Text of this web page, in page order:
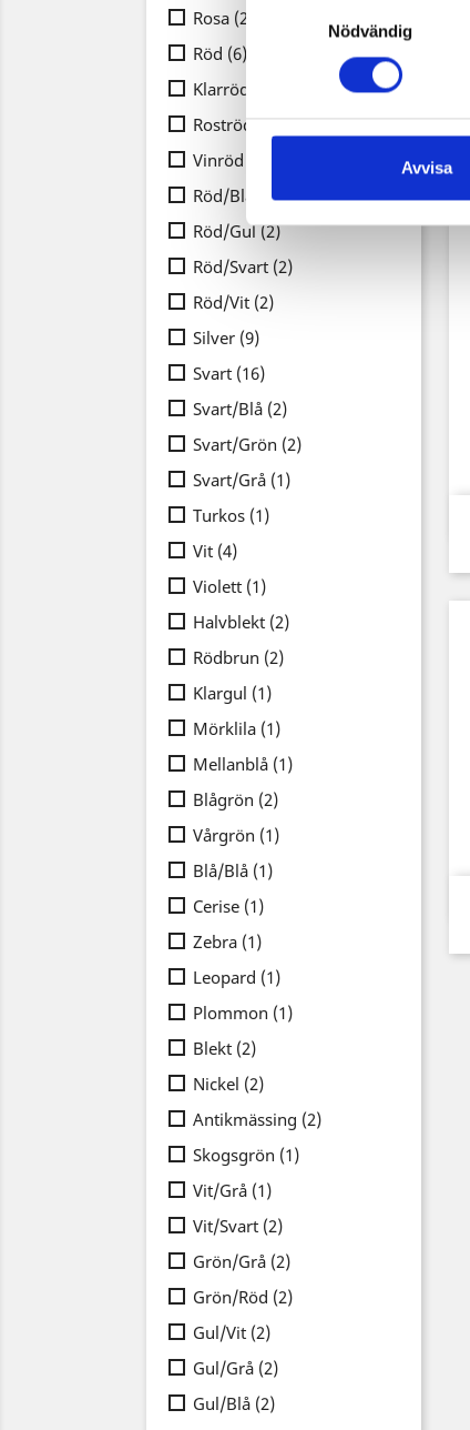
Nödvändig
Avvisa
Rosa (2)
Röd (6)
Klarröd
Roströd(1)
Vinröd
Röd/Blå
(2)
Röd/Gul(2)
Röd/Svart (2)
Röd/Vit (2)
Silver (9)
Svart (16)
Svart/Blå (2)
Svart/Grön (2)
Svart/Grå (1)
Turkos (1)
Vit (4)
Violett (1)
Halvblekt (2)
Rödbrun (2)
Klargul (1)
Mörklila (1)
Mellanblå (1)
Blågrön (2)
Vårgrön (1)
Blå/Blå (1)
Cerise (1)
Zebra (1)
Leopard (1)
Plommon (1)
Blekt (2)
Nickel (2)
Antikmässing (2)
Skogsgrön (1)
Vit/Grå (1)
Vit/Svart (2)
Grön/Grå (2)
Grön/Röd (2)
Gul/Vit (2)
Gul/Grå (2)
Gul/Blå (2)